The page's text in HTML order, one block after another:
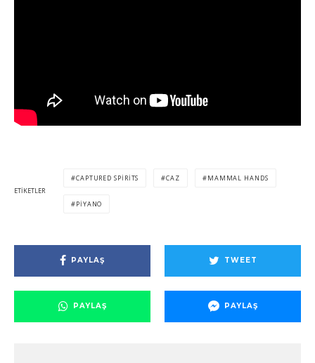
ETIKETLER
CAPTURED SPIRITS CAZ MAMMAL HANDS
PIYANO
PAYLAŞ TWEET
PAYLAŞ PAYLAŞ